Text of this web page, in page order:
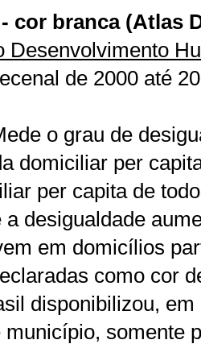
cor branca (Atlas
Desenvolvimento
de 2000 até
o grau de
domiciliar per
per capita de
a desigualdade
em domicílios
como cor
disponibilizou,
município, somente